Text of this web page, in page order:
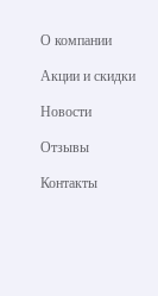
О компании
Акции и скидки
Новости
Отзывы
Контакты